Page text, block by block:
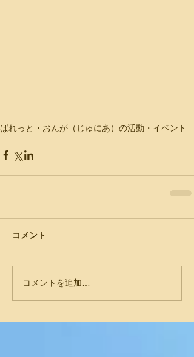
ぱれっと・おんが（じゅにあ）の活動・イベント
コメント
コメントを追加…